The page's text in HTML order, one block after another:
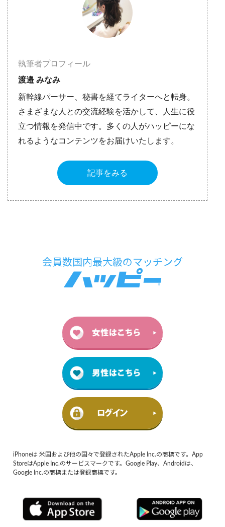
執筆者プロフィール
渡邉 みなみ
新幹線パーサー、秘書を経てライターへと転身。
さまざまな人との交流経験を活かして、人生に役
立つ情報を発信中です。多くの人がハッピーにな
れるようなコンテンツをお届けいたします。
記事をみる
iPhoneは 米国および他の国々で登録されたApple Inc.の商標です。App
StoreはApple Inc.のサービスマークです。Google Play、Androidは、
Google Inc.の商標または登録商標です。